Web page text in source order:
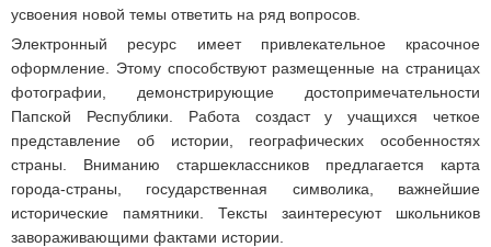
усвоения новой темы ответить на ряд вопросов.
Электронный ресурс имеет привлекательное красочное
оформление. Этому способствуют размещенные на страницах
фотографии, демонстрирующие достопримечательности
Папской Республики. Работа создаст у учащихся четкое
представление об истории, географических особенностях
страны. Вниманию старшеклассников предлагается карта
города-страны, государственная символика, важнейшие
исторические памятники. Тексты заинтересуют школьников
завораживающими фактами истории.